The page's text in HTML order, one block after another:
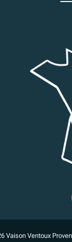
Vaison Ventoux